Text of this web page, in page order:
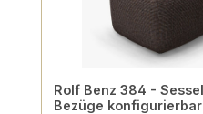
Rolf Benz 384 -
Bezüge konfigurierbar